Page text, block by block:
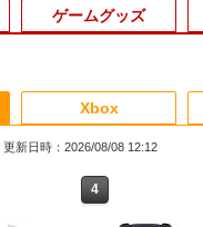
4
4
ゲームグッズ
4
4
4
更新日時：2026/08/08 12:12
4
Xbox